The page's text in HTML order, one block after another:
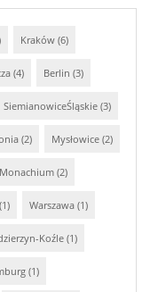
Kraków (6)
(4) Berlin (3)
SiemianowiceŚląskie (3)
(2) Mysłowice (2)
Monachium (2)
Warszawa (1)
Koźle (1)
(1)